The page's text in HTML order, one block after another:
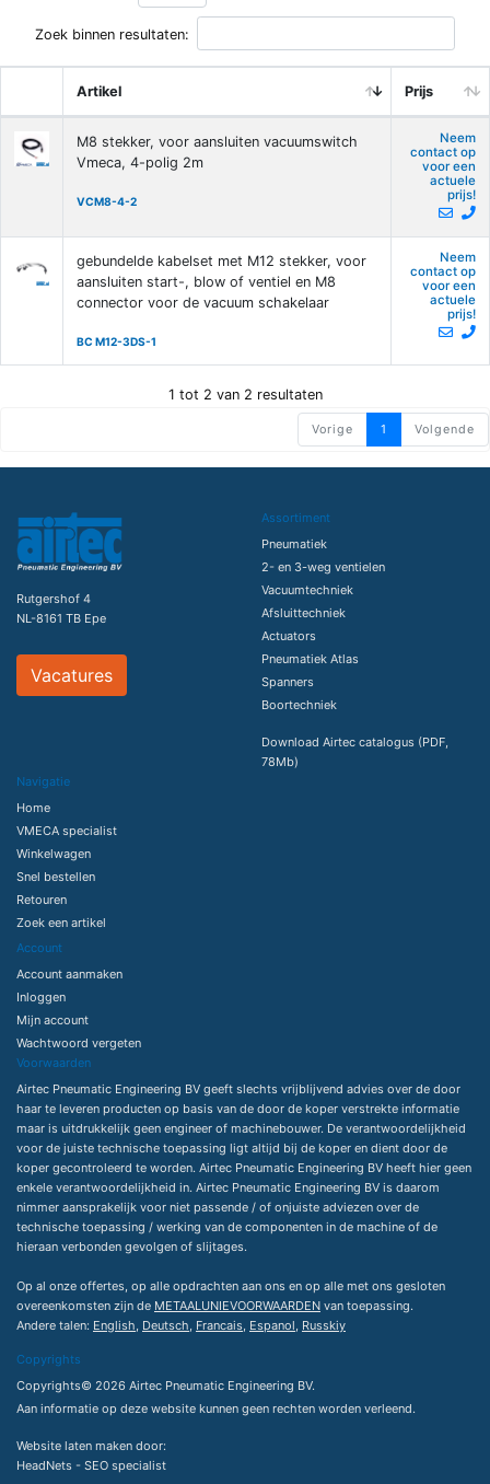
Zoek binnen resultaten:
Artikel Prijs
M8 stekker, voor aansluiten vacuumswitch
Vmeca, 4-polig 2m
VCM8-4-2
Neem
contact op
voor een
actuele
prijs!
gebundelde kabelset met M12 stekker, voor
aansluiten start-, blow of ventiel en M8
connector voor de vacuum schakelaar
BC M12-3DS-1
Neem
contact op
voor een
actuele
prijs!
1 tot 2 van 2 resultaten
Vorige 1 Volgende
Rutgershof 4
NL-8161 TB Epe
Vacatures
Assortiment
Pneumatiek
2- en 3-weg ventielen
Vacuumtechniek
Afsluittechniek
Actuators
Pneumatiek Atlas
Spanners
Boortechniek
Download Airtec catalogus (PDF,
78Mb)
Navigatie
Home
VMECA specialist
Winkelwagen
Snel bestellen
Retouren
Zoek een artikel
Account
Account aanmaken
Inloggen
Mijn account
Wachtwoord vergeten
Voorwaarden
Airtec Pneumatic Engineering BV geeft slechts vrijblijvend advies over de door
haar te leveren producten op basis van de door de koper verstrekte informatie
maar is uitdrukkelijk geen engineer of machinebouwer. De verantwoordelijkheid
voor de juiste technische toepassing ligt altijd bij de koper en dient door de
koper gecontroleerd te worden. Airtec Pneumatic Engineering BV heeft hier geen
enkele verantwoordelijkheid in. Airtec Pneumatic Engineering BV is daarom
nimmer aansprakelijk voor niet passende / of onjuiste adviezen over de
technische toepassing / werking van de componenten in de machine of de
hieraan verbonden gevolgen of slijtages.
Op al onze offertes, op alle opdrachten aan ons en op alle met ons gesloten
overeenkomsten zijn de METAALUNIEVOORWAARDEN van toepassing.
Andere talen: English, Deutsch, Francais, Espanol, Russkiy
Copyrights
Copyrights© 2026 Airtec Pneumatic Engineering BV.
Aan informatie op deze website kunnen geen rechten worden verleend.
Website laten maken door:
HeadNets - SEO specialist